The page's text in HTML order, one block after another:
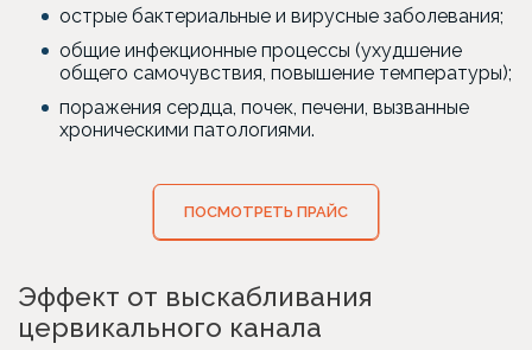
острые бактериальные и вирусные заболевания;
общие инфекционные процессы (ухудшение
общего самочувствия, повышение температуры);
поражения сердца, почек, печени, вызванные
хроническими патологиями.
ПОСМОТРЕТЬ ПРАЙС
Эффект от выскабливания
цервикального канала